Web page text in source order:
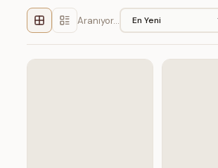
Aranıyor…